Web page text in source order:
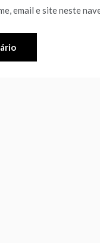
email e site neste